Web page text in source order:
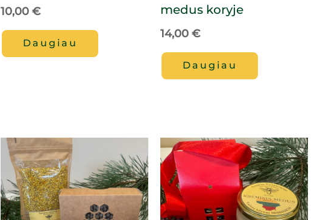
10,00€
Daugiau
medus koryje
14,00€
Daugiau